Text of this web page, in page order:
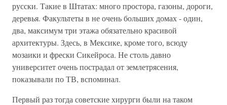
русски. Такие в Штатах: много простора, газоны, дороги,
деревья. Факультеты в не очень больших домах - один,
два, максимум три этажа обязательно красивой
архитектуры. Здесь, в Мексике, кроме того, всюду
мозаики и фрески Сикейроса. Не столь давно
университет очень пострадал от землетрясения,
показывали по ТВ, вспоминал.
Первый раз тогда советские хирурги были на таком